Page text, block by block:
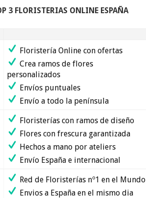
3 FLORISTERIAS ONLINE ESPAÑA
Floristería Online con ofertas
Crea ramos de flores
personalizados
Envíos puntuales
Envío a todo la península
Floristerías con ramos de diseño
Flores con frescura garantizada
Hechos a mano por ateliers
Envío España e internacional
Red de Floristerías nº1 en el Mundo
Envios a España en el mismo dia